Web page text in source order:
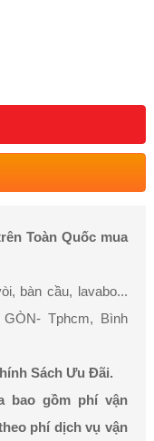
Toàn Quốc mua
bàn cầu, lavabo...
Tphcm, Bình
Sách Ưu Đãi.
bao gồm phí vận
phí dịch vụ vận